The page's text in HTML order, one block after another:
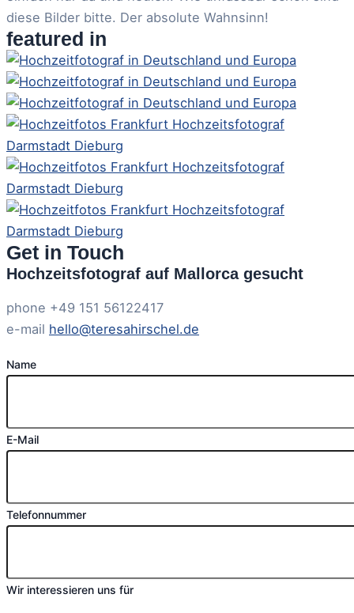
diese Bilder bitte. Der absolute Wahnsinn!
featured in
Get in Touch
Hochzeitsfotograf auf Mallorca gesucht
phone +49 151 56122417
e-mail hello@teresahirschel.de
Name
E-Mail
Telefonnummer
Wir interessieren uns für